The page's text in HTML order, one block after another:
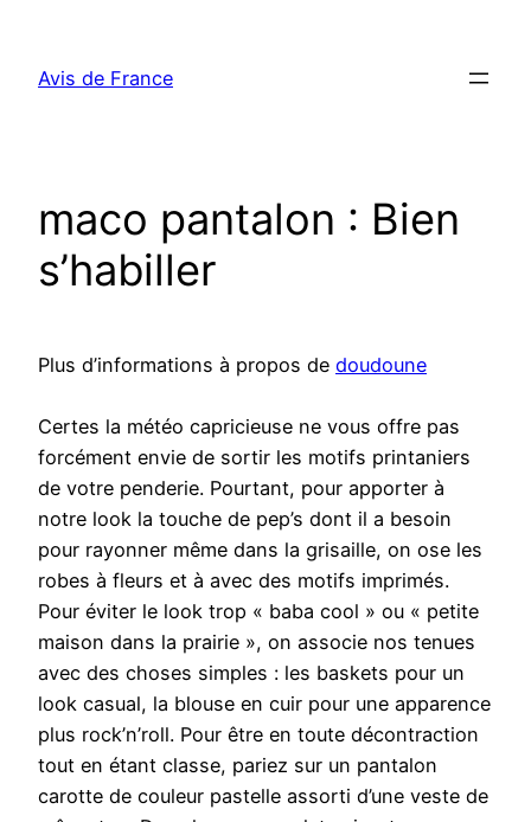
contenu
Avis de France
maco pantalon : Bien
s’habiller
Plus d’informations à propos de doudoune
Certes la météo capricieuse ne vous offre pas
forcément envie de sortir les motifs printaniers
de votre penderie. Pourtant, pour apporter à
notre look la touche de pep’s dont il a besoin
pour rayonner même dans la grisaille, on ose les
robes à fleurs et à avec des motifs imprimés.
Pour éviter le look trop « baba cool » ou « petite
maison dans la prairie », on associe nos tenues
avec des choses simples : les baskets pour un
look casual, la blouse en cuir pour une apparence
plus rock’n’roll. Pour être en toute décontraction
tout en étant classe, pariez sur un pantalon
carotte de couleur pastelle assorti d’une veste de